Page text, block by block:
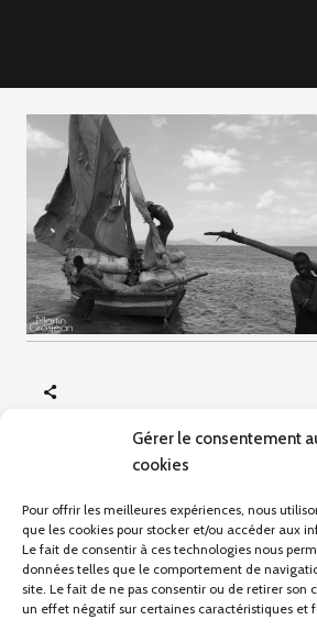
Gérer le consentement
cookies
Pour offrir les meilleures expériences, nous
que les cookies pour stocker et/ou accéder aux
Le fait de consentir à ces technologies nous
données telles que le comportement de
site. Le fait de ne pas consentir ou de retirer son
un effet négatif sur certaines caractéristiques et
Mineurs
Pas d'articles pour le moment.